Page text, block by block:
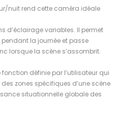
nuit rend cette caméra idéale
d’éclairage variables. Il permet
la journée et passe
lorsque la scène s’assombrit.
fonction définie par l’utilisateur qui
zones spécifiques d’une scène
situationnelle globale des